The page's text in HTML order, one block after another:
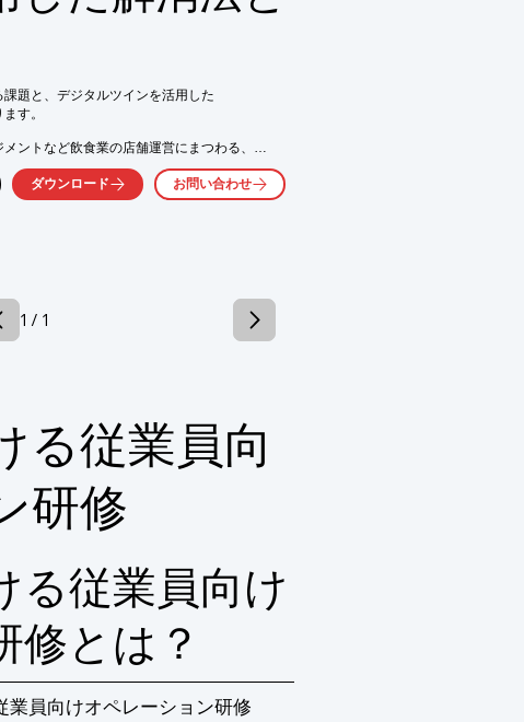
題と、デジタルツインを活用した
す。
ントなど飲食業の店舗運営にまつわる、
について掲載。
ルツールを使い慣れていない方でも、
ン活用術
」で飲食業の店舗開発の課題を解消
ダウンロード お問い合わせ
1 / 1
る従業員向
研修
る従業員向け
修とは？
業員向けオペレーション研修